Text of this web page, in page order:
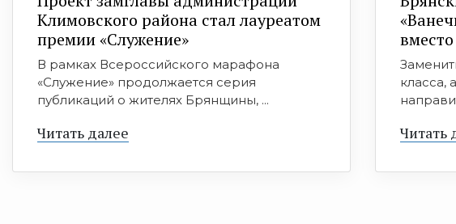
Климовского района стал лауреатом
премии «Служение»
В рамках Всероссийского марафона
«Служение» продолжается серия
публикаций о жителях Брянщины, ...
Читать далее
класса,
Читать